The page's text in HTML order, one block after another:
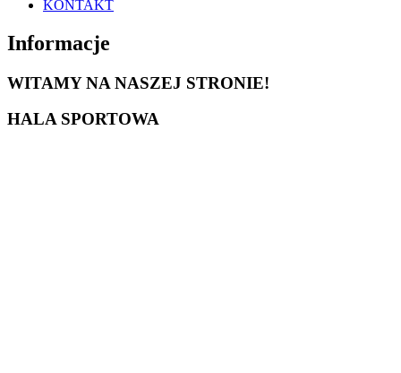
KONTAKT
Informacje
WITAMY NA NASZEJ STRONIE!
HALA SPORTOWA